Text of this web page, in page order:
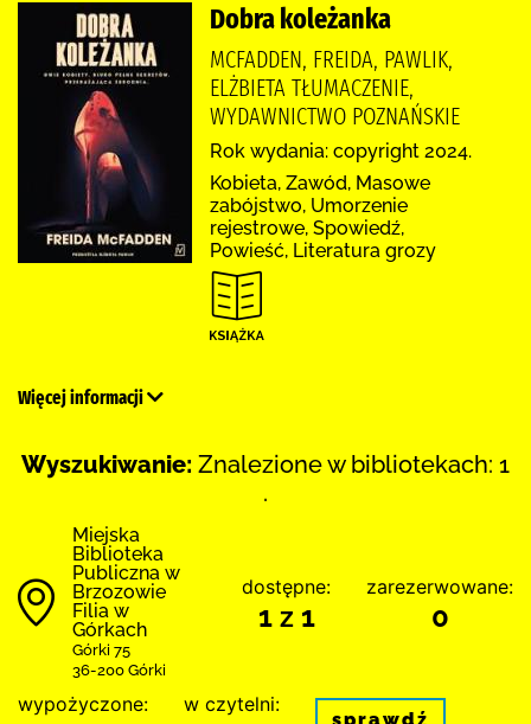
Dobra koleżanka
MCFADDEN, FREIDA, PAWLIK,
ELŻBIETA TŁUMACZENIE,
WYDAWNICTWO POZNAŃSKIE
Rok wydania: copyright 2024.
Kobieta, Zawód, Masowe
zabójstwo, Umorzenie
rejestrowe, Spowiedź,
Powieść, Literatura grozy
Więcej informacji
Wyszukiwanie: Znalezione w bibliotekach: 1
.
Miejska
Biblioteka
Publiczna w
Brzozowie
Filia w
Górkach
Górki 75
36-200 Górki
dostępne:
1 z 1
zarezerwowane:
0
wypożyczone: w czytelni:
sprawdź